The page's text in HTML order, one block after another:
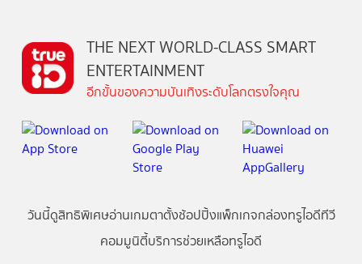
THE NEXT WORLD-CLASS SMART
ENTERTAINMENT
อีกขั้นของความบันเทิงระดับโลกตรงใจคุณ
วันนี้ดูสิทธิพิเศษอ่านเกมตาตั้งช้อปปิ้งแพ็กเกจกล่องทรูไอดีทีวี
คอมมูนิตี้บริการช่วยเหลือทรูไอดี